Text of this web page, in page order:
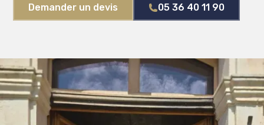
Demander un devis 05 36 40 11 90